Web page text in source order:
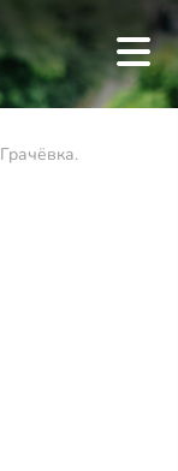
Грачёвка.